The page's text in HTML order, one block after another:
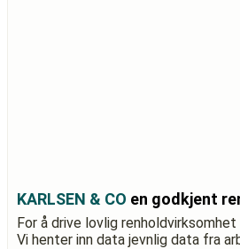
KARLSEN & CO en godkjent
For å drive lovlig
Vi henter inn data jevnlig data fra